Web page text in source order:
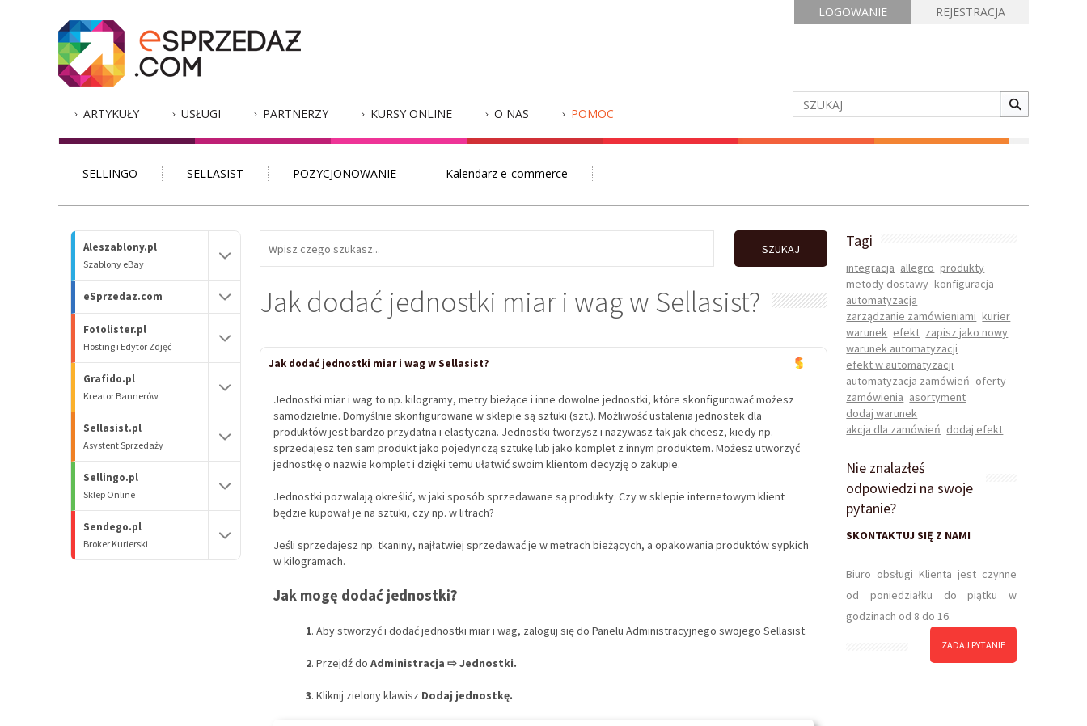
REJESTRACJA
LOGOWANIE
ARTYKUŁY USŁUGI PARTNERZY KURSY ONLINE O NAS POMOC
SELLINGO SELLASIST POZYCJONOWANIE Kalendarz e-commerce
Aleszablony.pl
Szablony eBay
eSprzedaz.com
Fotolister.pl
Hosting i Edytor Zdjęć
Grafido.pl
Kreator Bannerów
Sellasist.pl
Asystent Sprzedaży
Sellingo.pl
Sklep Online
Sendego.pl
Broker Kurierski
SZUKAJ
Jak dodać jednostki miar i wag w Sellasist?
Jak dodać jednostki miar i wag w Sellasist?
Jednostki miar i wag to np. kilogramy, metry bieżące i inne dowolne jednostki, które skonfigurować możesz
samodzielnie. Domyślnie skonfigurowane w sklepie są sztuki (szt.). Możliwość ustalenia jednostek dla
produktów jest bardzo przydatna i elastyczna. Jednostki tworzysz i nazywasz tak jak chcesz, kiedy np.
sprzedajesz ten sam produkt jako pojedynczą sztukę lub jako komplet z innym produktem. Możesz utworzyć
jednostkę o nazwie komplet i dzięki temu ułatwić swoim klientom decyzję o zakupie.
Jednostki pozwalają określić, w jaki sposób sprzedawane są produkty. Czy w sklepie internetowym klient
będzie kupował je na sztuki, czy np. w litrach?
Jeśli sprzedajesz np. tkaniny, najłatwiej sprzedawać je w metrach bieżących, a opakowania produktów sypkich
w kilogramach.
Jak mogę dodać jednostki?
1. Aby stworzyć i dodać jednostki miar i wag, zaloguj się do Panelu Administracyjnego swojego Sellasist.
2. Przejdź do Administracja ⇨ Jednostki.
3. Kliknij zielony klawisz Dodaj jednostkę.
Tagi
integracja allegro produkty
metody dostawy konfiguracja
automatyzacja
zarządzanie zamówieniami kurier
warunek efekt zapisz jako nowy
warunek automatyzacji
efekt w automatyzacji
automatyzacja zamówień oferty
zamówienia asortyment
dodaj warunek
akcja dla zamówień dodaj efekt
Nie znalazłeś
odpowiedzi na swoje
pytanie?
SKONTAKTUJ SIĘ Z NAMI
Biuro obsługi Klienta jest czynne
od poniedziałku do piątku w
godzinach od 8 do 16.
ZADAJ PYTANIE